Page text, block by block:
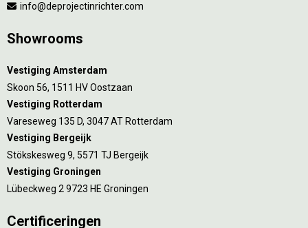
info@deprojectinrichter.com
Showrooms
Vestiging Amsterdam
Skoon 56, 1511 HV Oostzaan
Vestiging Rotterdam
Vareseweg 135 D, 3047 AT Rotterdam
Vestiging Bergeijk
Stökskesweg 9, 5571 TJ Bergeijk
Vestiging Groningen
Lübeckweg 2 9723 HE Groningen
Certificeringen